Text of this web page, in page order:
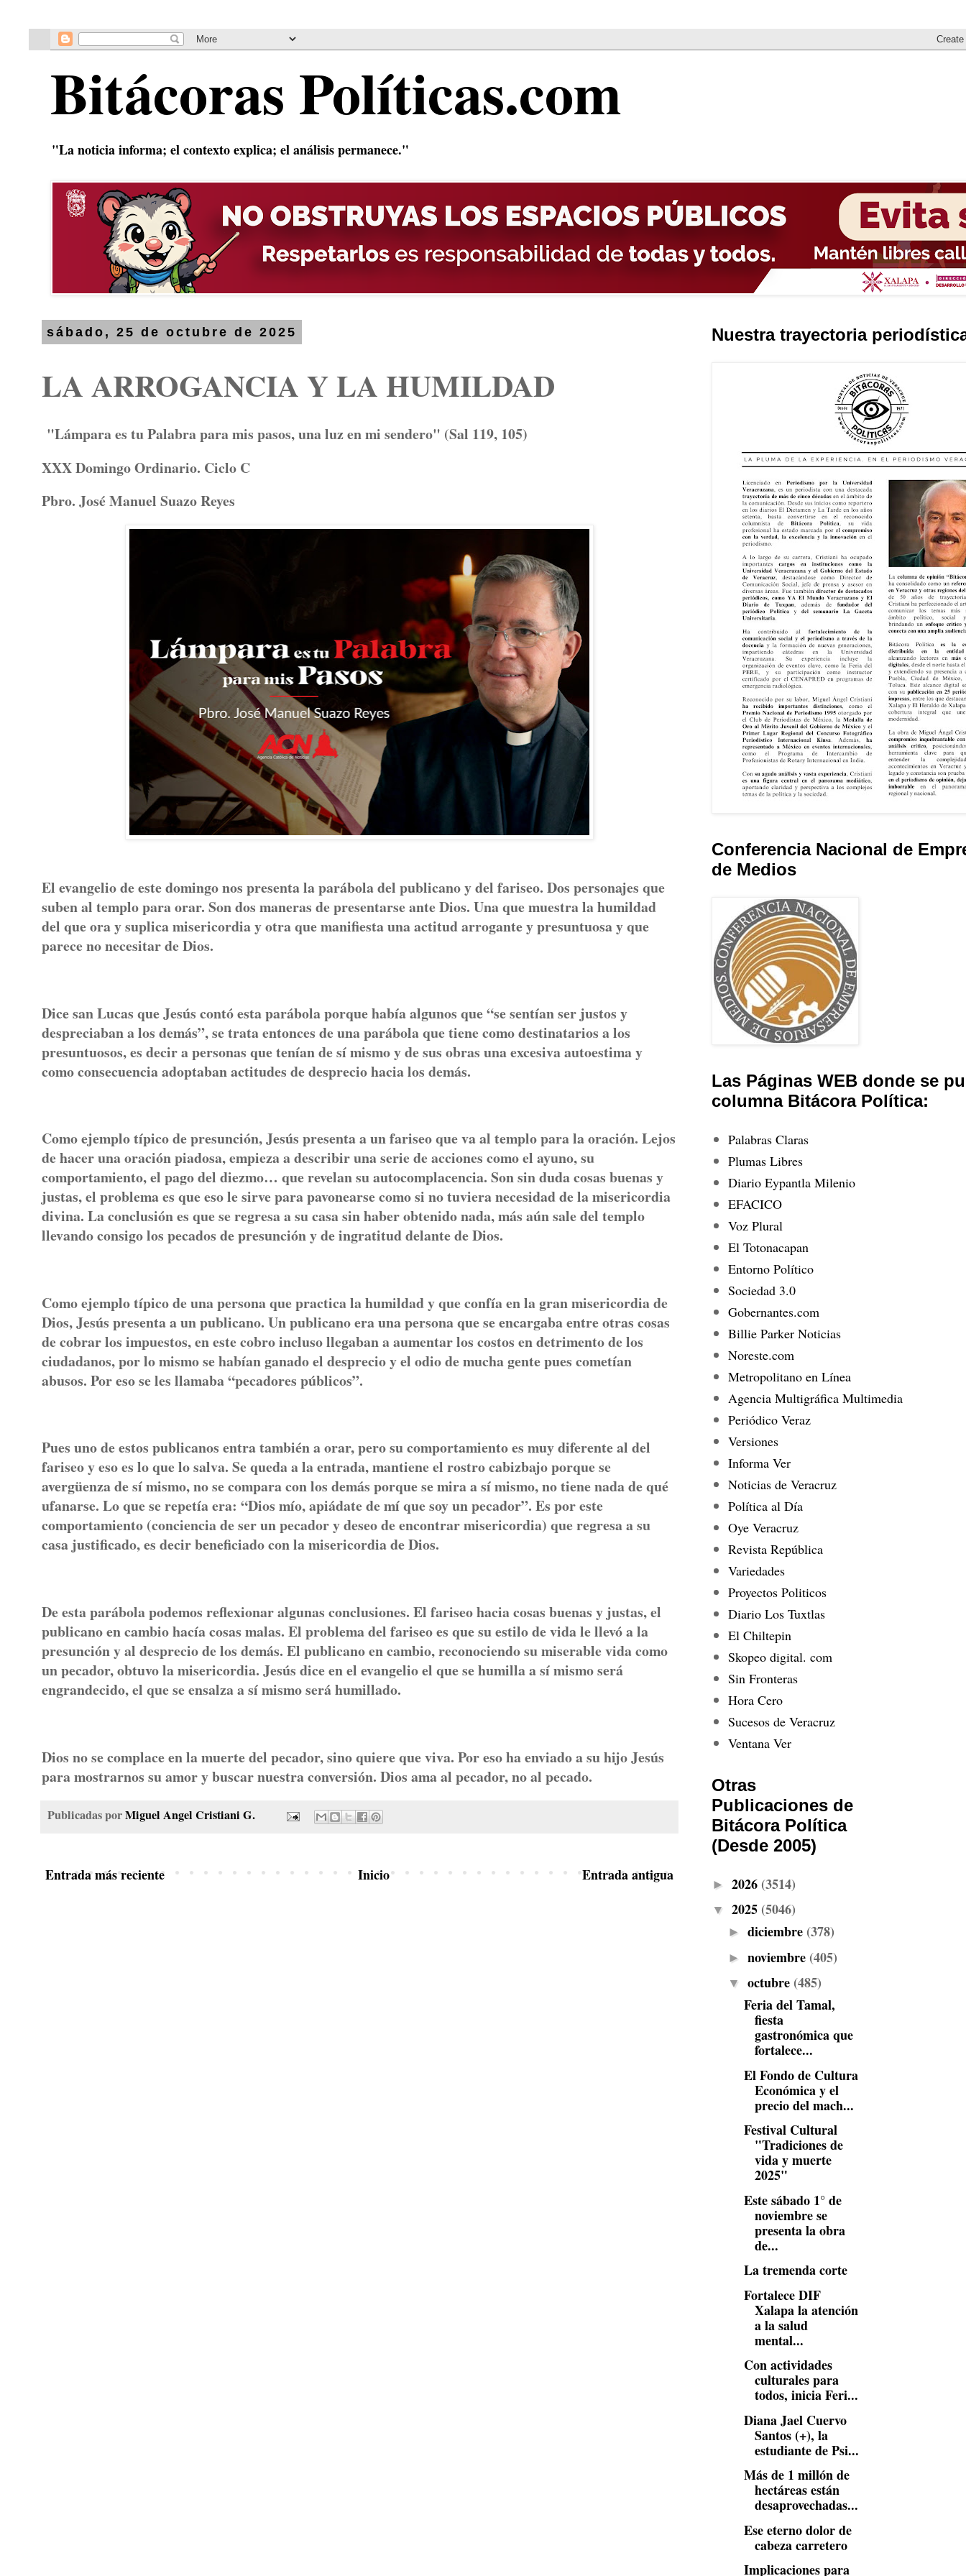
Bitácoras Políticas.com
"La noticia informa; el contexto explica; el análisis permanece."
sábado, 25 de octubre de 2025
LA ARROGANCIA Y LA HUMILDAD
"Lámpara es tu Palabra para mis pasos, una luz en mi sendero" (Sal 119, 105)
XXX Domingo Ordinario. Ciclo C
Pbro. José Manuel Suazo Reyes
El evangelio de este domingo nos presenta la parábola del publicano y del fariseo. Dos personajes que
suben al templo para orar. Son dos maneras de presentarse ante Dios. Una que muestra la humildad
del que ora y suplica misericordia y otra que manifiesta una actitud arrogante y presuntuosa y que
parece no necesitar de Dios.
Dice san Lucas que Jesús contó esta parábola porque había algunos que “se sentían ser justos y
despreciaban a los demás”, se trata entonces de una parábola que tiene como destinatarios a los
presuntuosos, es decir a personas que tenían de sí mismo y de sus obras una excesiva autoestima y
como consecuencia adoptaban actitudes de desprecio hacia los demás.
Como ejemplo típico de presunción, Jesús presenta a un fariseo que va al templo para la oración. Lejos
de hacer una oración piadosa, empieza a describir una serie de acciones como el ayuno, su
comportamiento, el pago del diezmo… que revelan su autocomplacencia. Son sin duda cosas buenas y
justas, el problema es que eso le sirve para pavonearse como si no tuviera necesidad de la misericordia
divina. La conclusión es que se regresa a su casa sin haber obtenido nada, más aún sale del templo
llevando consigo los pecados de presunción y de ingratitud delante de Dios.
Como ejemplo típico de una persona que practica la humildad y que confía en la gran misericordia de
Dios, Jesús presenta a un publicano. Un publicano era una persona que se encargaba entre otras cosas
de cobrar los impuestos, en este cobro incluso llegaban a aumentar los costos en detrimento de los
ciudadanos, por lo mismo se habían ganado el desprecio y el odio de mucha gente pues cometían
abusos. Por eso se les llamaba “pecadores públicos”.
Pues uno de estos publicanos entra también a orar, pero su comportamiento es muy diferente al del
fariseo y eso es lo que lo salva. Se queda a la entrada, mantiene el rostro cabizbajo porque se
avergüenza de sí mismo, no se compara con los demás porque se mira a sí mismo, no tiene nada de qué
ufanarse. Lo que se repetía era: “Dios mío, apiádate de mí que soy un pecador”. Es por este
comportamiento (conciencia de ser un pecador y deseo de encontrar misericordia) que regresa a su
casa justificado, es decir beneficiado con la misericordia de Dios.
De esta parábola podemos reflexionar algunas conclusiones. El fariseo hacia cosas buenas y justas, el
publicano en cambio hacía cosas malas. El problema del fariseo es que su estilo de vida le llevó a la
presunción y al desprecio de los demás. El publicano en cambio, reconociendo su miserable vida como
un pecador, obtuvo la misericordia. Jesús dice en el evangelio el que se humilla a sí mismo será
engrandecido, el que se ensalza a sí mismo será humillado.
Dios no se complace en la muerte del pecador, sino quiere que viva. Por eso ha enviado a su hijo Jesús
para mostrarnos su amor y buscar nuestra conversión. Dios ama al pecador, no al pecado.
Publicadas porMiguel Angel Cristiani G.
Entrada más reciente Entrada antigua
Inicio
Nuestra trayectoria
Conferencia Nacional de
de Medios
Las Páginas WEB donde se
columna Bitácora Política:
Palabras Claras
Plumas Libres
Diario Eypantla Milenio
EFACICO
Voz Plural
El Totonacapan
Entorno Político
Sociedad 3.0
Gobernantes.com
Billie Parker Noticias
Noreste.com
Metropolitano en Línea
Agencia Multigráfica Multimedia
Periódico Veraz
Versiones
Informa Ver
Noticias de Veracruz
Política al Día
Oye Veracruz
Revista República
Variedades
Proyectos Politicos
Diario Los Tuxtlas
El Chiltepin
Skopeo digital. com
Sin Fronteras
Hora Cero
Sucesos de Veracruz
Ventana Ver
Otras
Publicaciones de
Bitácora Política
(Desde 2005)
► 2026 (3514)
▼ 2025 (5046)
► diciembre (378)
► noviembre (405)
▼ octubre (485)
Feria del Tamal,
fiesta
gastronómica que
fortalece...
El Fondo de Cultura
Económica y el
precio del mach...
Festival Cultural
"Tradiciones de
vida y muerte
2025"
Este sábado 1° de
noviembre se
presenta la obra
de...
La tremenda corte
Fortalece DIF
Xalapa la atención
a la salud
mental...
Con actividades
culturales para
todos, inicia Feri...
Diana Jael Cuervo
Santos (+), la
estudiante de Psi...
Más de 1 millón de
hectáreas están
desaprovechadas...
Ese eterno dolor de
cabeza carretero
Implicaciones para